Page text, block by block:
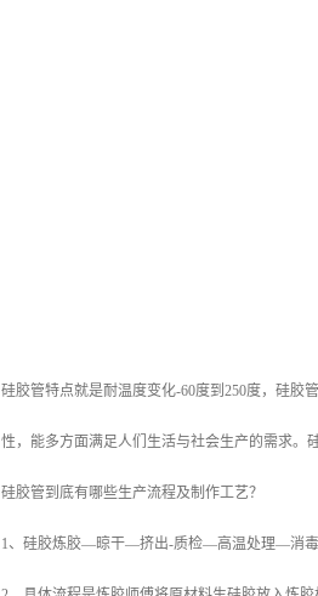
硅胶管特点就是耐温度变化-60度到250度，硅胶
性，能多方面满足人们生活与社会生产的需求。
硅胶管到底有哪些生产流程及制作工艺？
1、硅胶炼胶—晾干—挤出-质检—高温处理—消